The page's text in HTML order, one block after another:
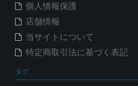
個人情報保護
店舗情報
当サイトについて
特定商取引法に基づく表記
タグ